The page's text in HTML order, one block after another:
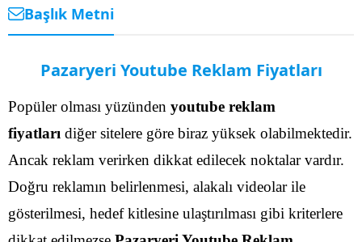
Başlık Metni
Pazaryeri Youtube Reklam Fiyatları
Popüler olması yüzünden youtube reklam
fiyatları diğer sitelere göre biraz yüksek olabilmektedir.
Ancak reklam verirken dikkat edilecek noktalar vardır.
Doğru reklamın belirlenmesi, alakalı videolar ile
gösterilmesi, hedef kitlesine ulaştırılması gibi kriterlere